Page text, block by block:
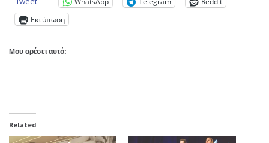
Εκτύπωση
Μου αρέσει αυτό:
Related